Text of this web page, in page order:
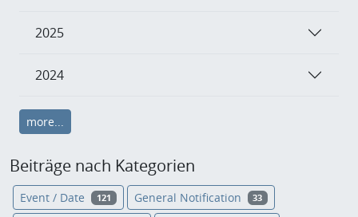
2025
2024
more...
Beiträge nach Kategorien
Event / Date 121 General Notification 33